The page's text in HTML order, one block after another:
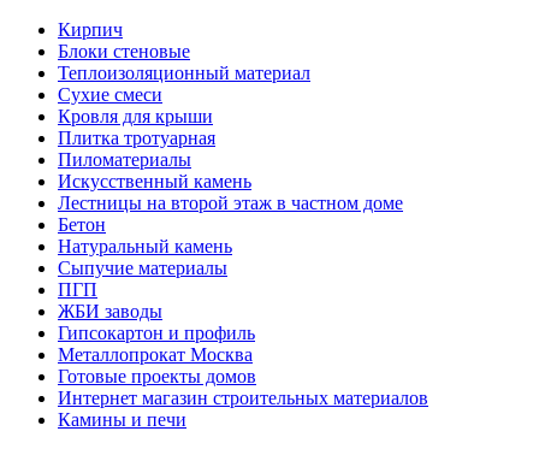
Кирпич
Блоки стеновые
Теплоизоляционный материал
Сухие смеси
Кровля для крыши
Плитка тротуарная
Пиломатериалы
Искусственный камень
Лестницы на второй этаж в частном доме
Бетон
Натуральный камень
Сыпучие материалы
ПГП
ЖБИ заводы
Гипсокартон и профиль
Металлопрокат Москва
Готовые проекты домов
Интернет магазин строительных материалов
Камины и печи